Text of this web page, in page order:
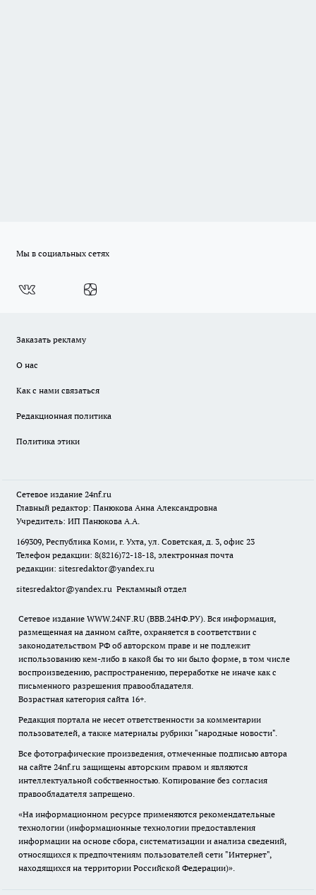
Мы в социальных сетях
Заказать рекламу
О нас
Как с нами связаться
Редакционная политика
Политика этики
Сетевое издание 24nf.ru
Главный редактор: Панюкова Анна Александровна
Учредитель: ИП Панюкова А.А.
169309, Республика Коми, г. Ухта, ул. Советская, д. 3, офис 23
Телефон редакции: 8(8216)72-18-18, электронная почта
редакции: sitesredaktor@yandex.ru
sitesredaktor@yandex.ru Рекламный отдел
Сетевое издание WWW.24NF.RU (ВВВ.24НФ.РУ). Вся информация,
размещенная на данном сайте, охраняется в соответствии с
законодательством РФ об авторском праве и не подлежит
использованию кем-либо в какой бы то ни было форме, в том числе
воспроизведению, распространению, переработке не иначе как с
письменного разрешения правообладателя.
Возрастная категория сайта 16+.
Редакция портала не несет ответственности за комментарии
пользователей, а также материалы рубрики "народные новости".
Все фотографические произведения, отмеченные подписью автора
на сайте 24nf.ru защищены авторским правом и являются
интеллектуальной собственностью. Копирование без согласия
правообладателя запрещено.
«На информационном ресурсе применяются рекомендательные
технологии (информационные технологии предоставления
информации на основе сбора, систематизации и анализа сведений,
относящихся к предпочтениям пользователей сети "Интернет",
находящихся на территории Российской Федерации)».